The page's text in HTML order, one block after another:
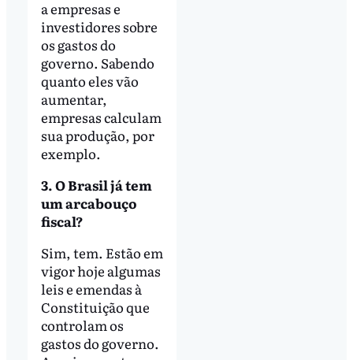
a empresas e
investidores sobre
os gastos do
governo. Sabendo
quanto eles vão
aumentar,
empresas calculam
sua produção, por
exemplo.
3. O Brasil já tem
um arcabouço
fiscal?
Sim, tem. Estão em
vigor hoje algumas
leis e emendas à
Constituição que
controlam os
gastos do governo.